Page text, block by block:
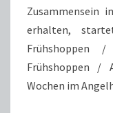
Zusammensein
erhalten,
Frühshoppen
Frühshoppen /
Wochen im